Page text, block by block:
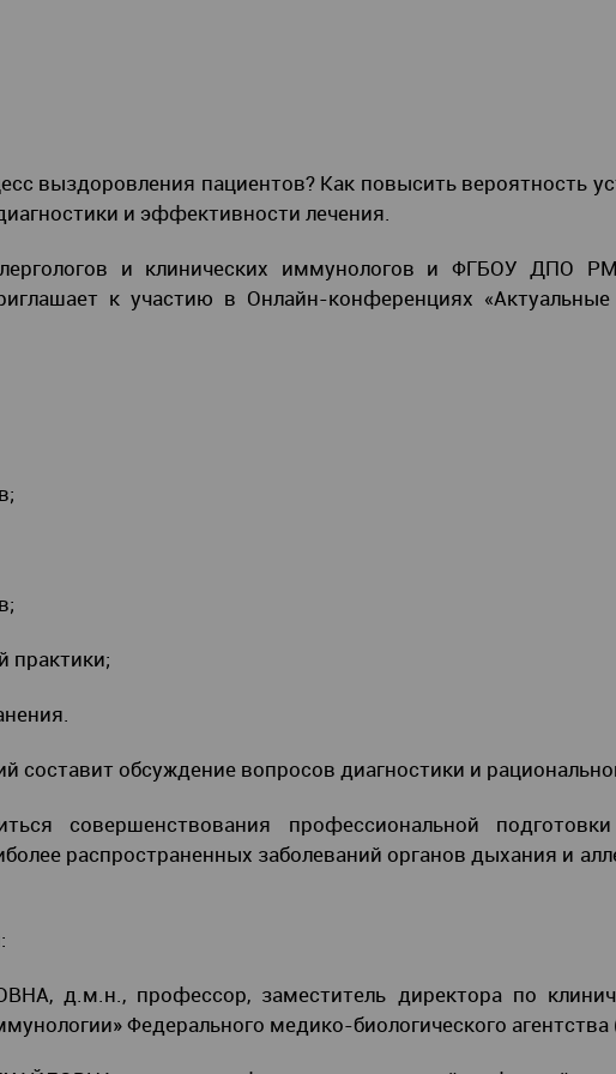
выздоровления пациентов? Как повысить вероятность
и эффективности лечения.
и клинических иммунологов и ФГБОУ ДПО
к участию в Онлайн-конференциях
практики;
составит обсуждение вопросов диагностики и
совершенствования профессиональной
распространенных заболеваний органов дыхания и
д.м.н., профессор, заместитель директора по
Федерального медико-биологического